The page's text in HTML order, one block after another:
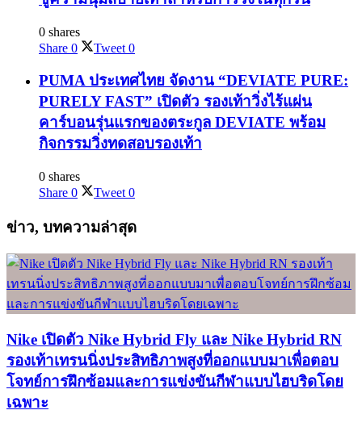
0 shares
Share 0 Tweet 0
PUMA ประเทศไทย จัดงาน “DEVIATE PURE:
PURELY FAST” เปิดตัว รองเท้าวิ่งไร้แผ่น
คาร์บอนรุ่นแรกของตระกูล DEVIATE พร้อม
กิจกรรมวิ่งทดสอบรองเท้า
0 shares
Share 0 Tweet 0
ข่าว, บทความล่าสุด
Nike เปิดตัว Nike Hybrid Fly และ Nike Hybrid RN
รองเท้าเทรนนิ่งประสิทธิภาพสูงที่ออกแบบมาเพื่อตอบ
โจทย์การฝึกซ้อมและการแข่งขันกีฬาแบบไฮบริดโดย
เฉพาะ